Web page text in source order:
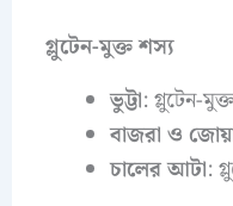
গ্লুটেন-মুক্ত শস্য
ভুট্টা: গ্লুটেন-
বাজরা ও
চালের আটা: